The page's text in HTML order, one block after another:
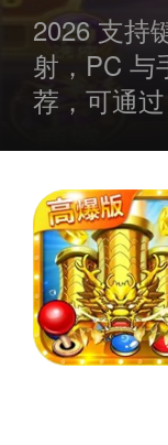
2026 支持
射，PC 与
荐，可通过